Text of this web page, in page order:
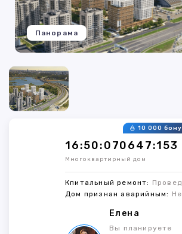
Панорама
16:50:070647:153
10 000
Многоквартирный дом
Кпитальный ремонт:
Дом признан аварийным:
Елена
Вы планируете